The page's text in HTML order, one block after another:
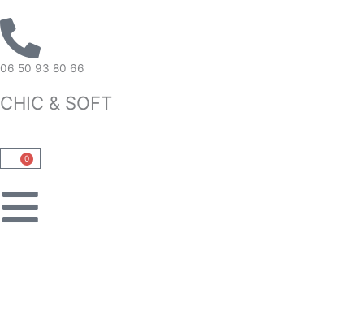
au
contenu
06 50 93 80 66
CHIC & SOFT
0
Panier